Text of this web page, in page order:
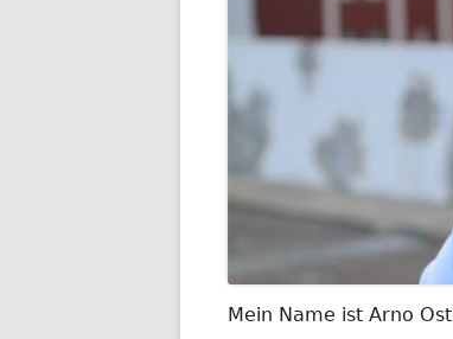
Mein Name ist Arno